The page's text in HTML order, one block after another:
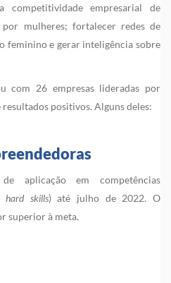
competitividade empresarial de
por mulheres; fortalecer redes de
feminino e gerar inteligência sobre
com 26 empresas lideradas por
positivos. Alguns deles:
aplicação em competências
hard skills) até julho de 2022. O
superior à meta.